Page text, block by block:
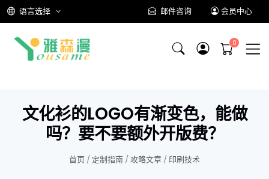
语言选择 邮件咨询 会员中心
文化衫的LOGO有渐变色，能做
吗？要不要额外开版费？
首页 / 定制指南 / 攻略文章 / 印刷技术